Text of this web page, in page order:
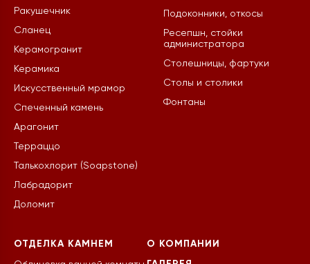
Ракушечник
Сланец
Керамогранит
Керамика
Искусственный мрамор
Спеченный камень
Арагонит
Терраццо
Талькохлорит (Soapstone)
Лабрадорит
Доломит
Подоконники, откосы
Ресепшн, стойки
администратора
Столешницы, фартуки
Столы и столики
Фонтаны
ОТДЕЛКА КАМНЕМ О КОМПАНИИ